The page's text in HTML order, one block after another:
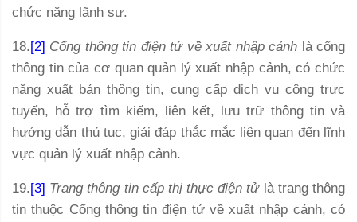
chức năng lãnh sự.
18.[2] Cổng thông tin điện tử về xuất nhập cảnh là cổng
thông tin của cơ quan quản lý xuất nhập cảnh, có chức
năng xuất bản thông tin, cung cấp dịch vụ công trực
tuyến, hỗ trợ tìm kiếm, liên kết, lưu trữ thông tin và
hướng dẫn thủ tục, giải đáp thắc mắc liên quan đến lĩnh
vực quản lý xuất nhập cảnh.
19.[3] Trang thông tin cấp thị thực điện tửlà trang thông
tin thuộc Cổng thông tin điện tử về xuất nhập cảnh, có